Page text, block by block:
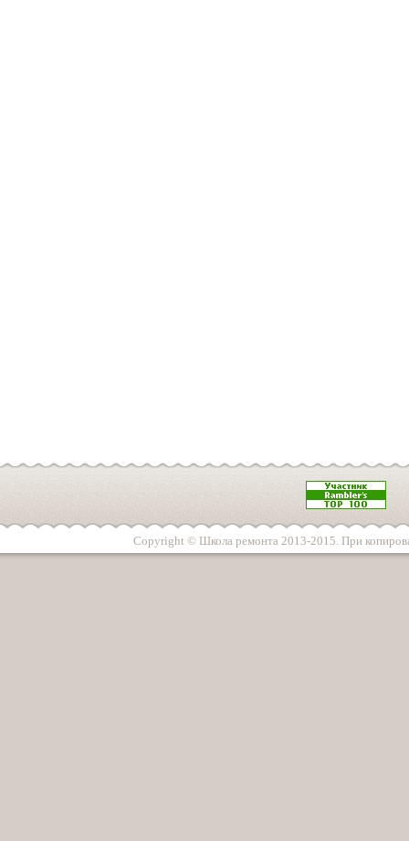
Copyright © Школа ремонта 2013-2015. При